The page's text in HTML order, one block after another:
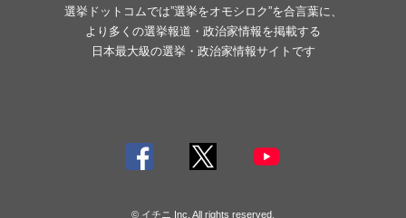
選挙ドットコムでは”選挙をオモシロク”を合言葉に、
より多くの選挙報道・政治家情報を掲載する
日本最大級の選挙・政治家情報サイトです
© イチニ Inc. All rights reserved.